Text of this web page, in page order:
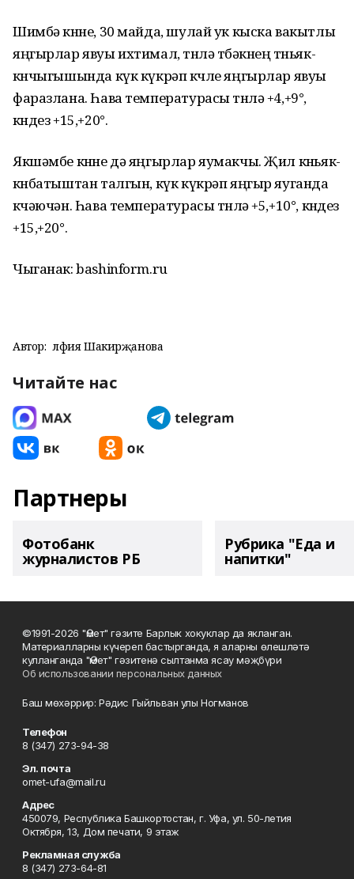
Шимбә көнне, 30 майда, шулай ук кыска вакытлы
яңгырлар явуы ихтимал, төнлә төбәкнең төньяк-
көнчыгышында күк күкрәп көчле яңгырлар явуы
фаразлана. Һава температурасы төнлә +4,+9°,
көндез +15,+20°.
Якшәмбе көнне дә яңгырлар яумакчы. Җил көньяк-
көнбатыштан талгын, күк күкрәп яңгыр яуганда
көчәючән. Һава температурасы төнлә +5,+10°, көндез
+15,+20°.
Чыганак: bashinform.ru
Автор: Әлфия Шакирҗанова
Читайте нас
Партнеры
Фотобанк
журналистов РБ
Рубрика "Еда и
напитки"
©1991-2026 "Өмет" гәзите Барлык хокуклар да якланган.
Материалларны күчереп бастырганда, я аларны өлешләтә
кулланганда "Өмет" гәзитенә сылтанма ясау мәҗбүри
Об использовании персональных данных
Баш мөхәррир: Рәдис Гыйльван улы Ногманов
Телефон
8 (347) 273-94-38
Эл. почта
omet-ufa@mail.ru
Адрес
450079, Республика Башкортостан, г. Уфа, ул. 50-летия
Октября, 13, Дом печати, 9 этаж
Рекламная служба
8 (347) 273-64-81